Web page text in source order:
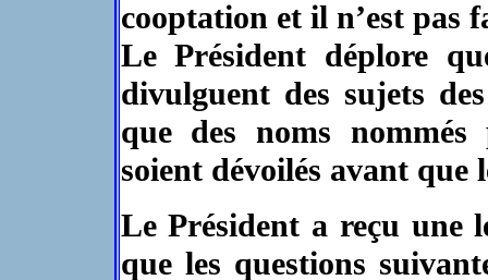
cooptation et il n’est pas
Le Président déplore
divulguent des sujets
que des noms
soient dévoilés avant que
Le Président a reçu une
que les questions